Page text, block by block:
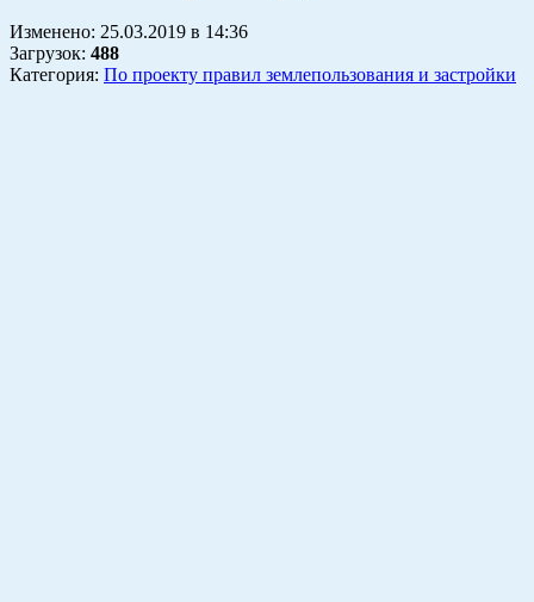
Изменено: 25.03.2019 в 14:36
Загрузок: 488
Категория: По проекту правил землепользования и застройки